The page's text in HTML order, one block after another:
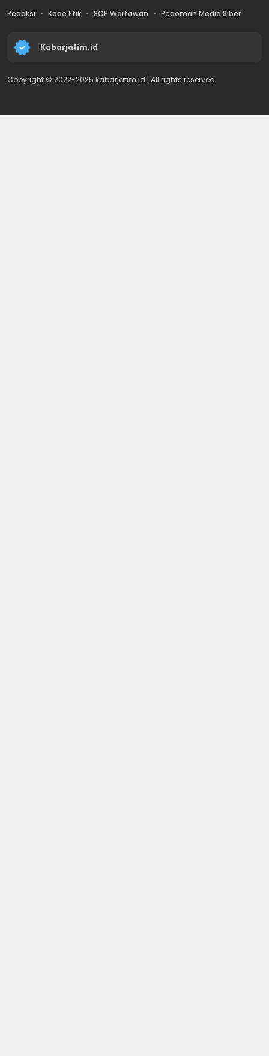
Redaksi Kode Etik SOP Wartawan Pedoman Media Siber
Kabarjatim.id
Copyright © 2022-2025 kabarjatim.id | All rights reserved.